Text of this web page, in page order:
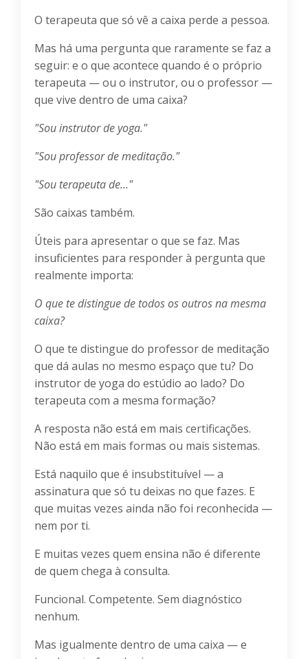
O terapeuta que só vê a caixa perde a pessoa.
Mas há uma pergunta que raramente se faz a
seguir: e o que acontece quando é o próprio
terapeuta — ou o instrutor, ou o professor —
que vive dentro de uma caixa?
"Sou instrutor de yoga."
"Sou professor de meditação."
"Sou terapeuta de..."
São caixas também.
Úteis para apresentar o que se faz. Mas
insuficientes para responder à pergunta que
realmente importa:
O que te distingue de todos os outros na mesma
caixa?
O que te distingue do professor de meditação
que dá aulas no mesmo espaço que tu? Do
instrutor de yoga do estúdio ao lado? Do
terapeuta com a mesma formação?
A resposta não está em mais certificações.
Não está em mais formas ou mais sistemas.
Está naquilo que é insubstituível — a
assinatura que só tu deixas no que fazes. E
que muitas vezes ainda não foi reconhecida —
nem por ti.
E muitas vezes quem ensina não é diferente
de quem chega à consulta.
Funcional. Competente. Sem diagnóstico
nenhum.
Mas igualmente dentro de uma caixa — e